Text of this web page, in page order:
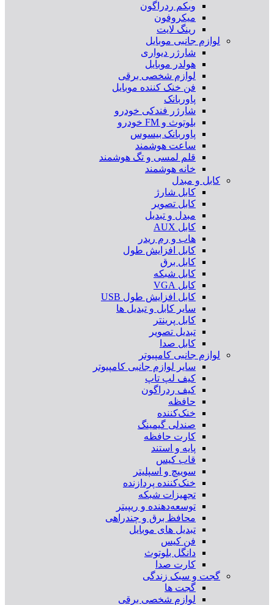
وبکم ردراگون
میکروفون
رینگ لایت
لوازم جانبی موبایل
شارژر دیواری
هولدر موبایل
لوازم شخصی برقی
فن خنک کننده موبایل
پاوربانک
شارژر فندکی خودرو
بلوتوث و FM خودرو
پاوربانک بیسوس
ساعت هوشمند
قلم لمسی و تگ هوشمند
خانه هوشمند
کابل و مبدل
کابل شارژ
کابل تصویر
مبدل و تبدیل
کابل AUX
هاب و رم ریدر
کابل افزایش طول
کابل برق
کابل شبکه
کابل VGA
کابل افزایش طول USB
سایر کابل و تبدیل ها
کابل پرینتر
تبدیل تصویر
کابل صدا
لوازم جانبی کامپیوتر
سایر لوازم جانبی کامپیوتر
کیف لپ تاپ
کیف ردراگون
حافظه
خنک‌کننده
صندلی گیمینگ
کارت حافظه
پایه و استند
قاب کیس
سوییچ و اسپلیتر
خنک‌کننده پردازنده
تجهیزات شبکه
توسعه‌دهنده و ریپیتر
محافظ برق و چندراهی
تبدیل های موبایل
فن کیس
دانگل بلوتوث
کارت صدا
گجت و سبک زندگی
گجت ها
لوازم شخصی برقی